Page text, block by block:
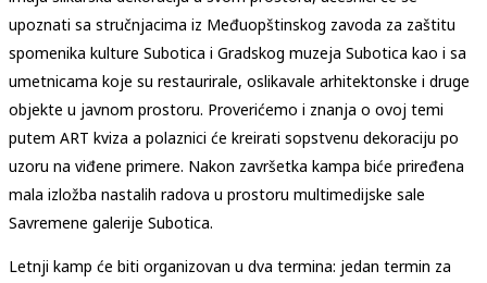
upoznati sa stručnjacima iz Međuopštinskog zavoda za zaštitu
spomenika kulture Subotica i Gradskog muzeja Subotica kao i sa
umetnicama koje su restaurirale, oslikavale arhitektonske i druge
objekte u javnom prostoru. Proverićemo i znanja o ovoj temi
putem ART kviza a polaznici će kreirati sopstvenu dekoraciju po
uzoru na viđene primere. Nakon završetka kampa biće priređena
mala izložba nastalih radova u prostoru multimedijske sale
Savremene galerije Subotica.
Letnji kamp će biti organizovan u dva termina: jedan termin za